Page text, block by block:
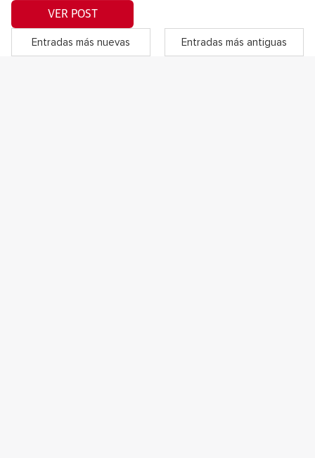
VER POST
Entradas más nuevas Entradas más antiguas